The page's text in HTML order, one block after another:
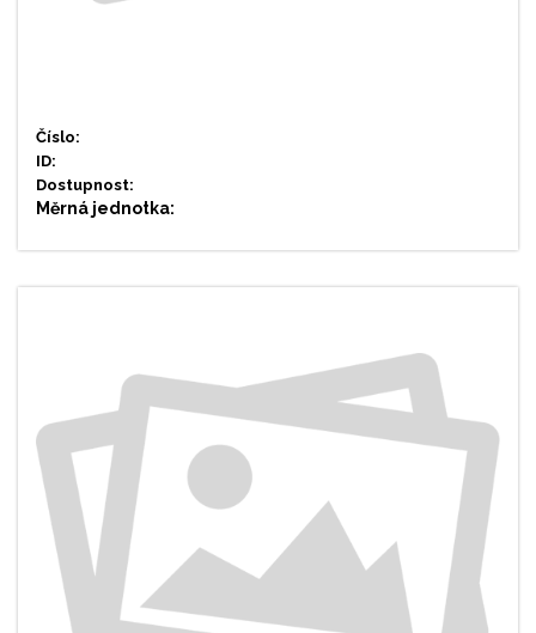
Číslo:
ID:
Dostupnost:
Měrná jednotka: